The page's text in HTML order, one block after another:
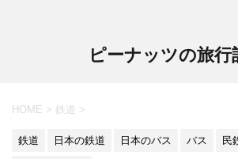
ピーナッツの旅行
HOME > 鉄道 >
鉄道 日本の鉄道 日本のバス バス 民